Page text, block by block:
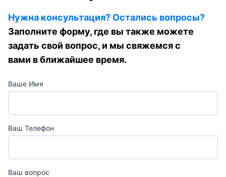
Нужна консультация? Остались вопросы?
Заполните форму, где вы также можете
задать свой вопрос, и мы свяжемся с
вами в ближайшее время.
Ваше Имя
Ваш Телефон
Ваш вопрос